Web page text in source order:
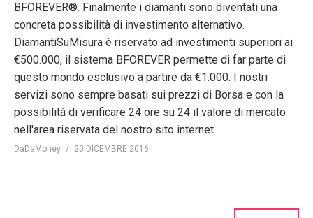
BFOREVER®. Finalmente i diamanti sono diventati una
concreta possibilità di investimento alternativo.
DiamantiSuMisura è riservato ad investimenti superiori ai
€500.000, il sistema BFOREVER permette di far parte di
questo mondo esclusivo a partire da €1.000. I nostri
servizi sono sempre basati sui prezzi di Borsa e con la
possibilità di verificare 24 ore su 24 il valore di mercato
nell'area riservata del nostro sito internet.
DaDaMoney 20 DICEMBRE 2016